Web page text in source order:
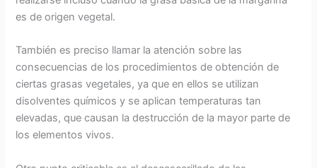
es de origen vegetal.
También es preciso llamar la atención sobre las
consecuencias de los procedimientos de obtención de
ciertas grasas vegetales, ya que en ellos se utilizan
disolventes químicos y se aplican temperaturas tan
elevadas, que causan la destrucción de la mayor parte de
los elementos vivos.